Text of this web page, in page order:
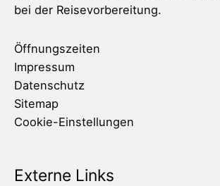
bei der Reisevorbereitung.
Öffnungszeiten
Impressum
Datenschutz
Sitemap
Cookie-Einstellungen
Externe Links